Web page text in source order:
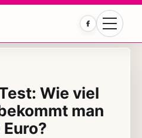
Facebook
Wie viel
man